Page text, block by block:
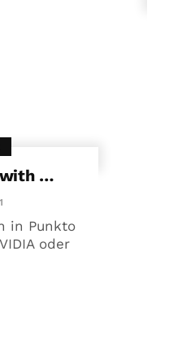
with …
in Punkto
oder